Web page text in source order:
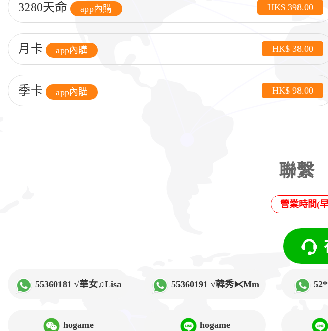
3280天命 app內購 HK$ 398.00
月卡 app內購 HK$ 38.00
季卡 app內購 HK$ 98.00
聯繫
營業時間(
55360181 √華女♫Lisa 55360191 √韓秀⧔Mm
hogame hogame